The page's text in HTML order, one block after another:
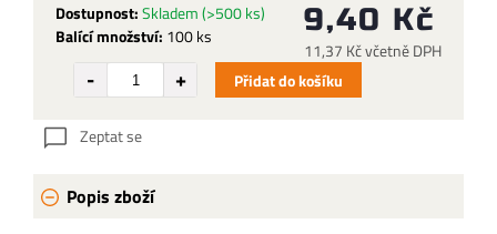
Dostupnost:Skladem(>500 ks)
Balící množství: 100 ks 9,40 Kč
11,37 Kč včetně DPH
Přidat do košíku
Zeptat se
Popis zboží